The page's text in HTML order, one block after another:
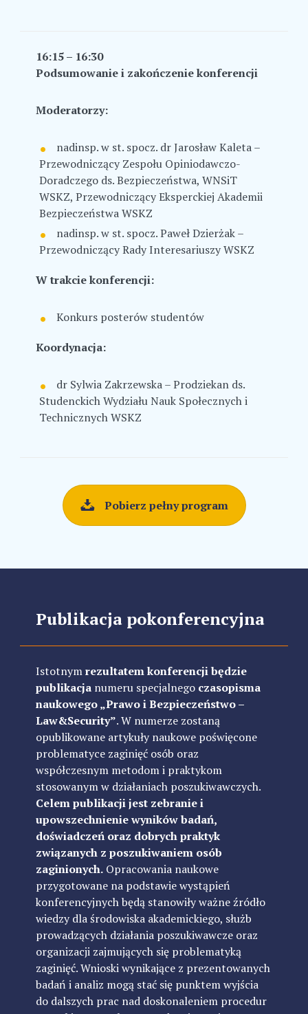
16:15 – 16:30
Podsumowanie i zakończenie konferencji
Moderatorzy:
nadinsp. w st. spocz. dr Jarosław Kaleta –
Przewodniczący Zespołu Opiniodawczo-
Doradczego ds. Bezpieczeństwa, WNSiT
WSKZ, Przewodniczący Eksperckiej Akademii
Bezpieczeństwa WSKZ
nadinsp. w st. spocz. Paweł Dzierżak –
Przewodniczący Rady Interesariuszy WSKZ
W trakcie konferencji:
Konkurs posterów studentów
Koordynacja:
dr Sylwia Zakrzewska – Prodziekan ds.
Studenckich Wydziału Nauk Społecznych i
Technicznych WSKZ
Pobierz pełny program
Publikacja pokonferencyjna
Istotnymrezultatem konferencji będzie
publikacjanumeru specjalnego czasopisma
naukowego „Prawo i Bezpieczeństwo –
Law&Security”. W numerze zostaną
opublikowane artykuły naukowe poświęcone
problematyce zaginięć osób oraz
współczesnym metodom i praktykom
stosowanym w działaniach poszukiwawczych.
Celem publikacji jest zebranie i
upowszechnienie wyników badań,
doświadczeń oraz dobrych praktyk
związanych z poszukiwaniem osób
zaginionych.Opracowania naukowe
przygotowane na podstawie wystąpień
konferencyjnych będą stanowiły ważne źródło
wiedzy dla środowiska akademickiego, służb
prowadzących działania poszukiwawcze oraz
organizacji zajmujących się problematyką
zaginięć. Wnioski wynikające z prezentowanych
badań i analiz mogą stać się punktem wyjścia
do dalszych prac nad doskonaleniem procedur